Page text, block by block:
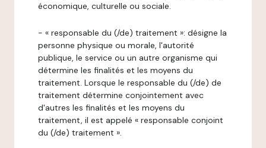
économique, culturelle ou sociale.
- « responsable du (/de) traitement »: désigne la
personne physique ou morale, l'autorité
publique, le service ou un autre organisme qui
détermine les finalités et les moyens du
traitement. Lorsque le responsable du (/de) de
traitement détermine conjointement avec
d'autres les finalités et les moyens du
traitement, il est appelé « responsable conjoint
du (/de) traitement ».